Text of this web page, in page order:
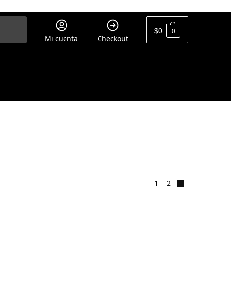
Mi cuenta Checkout
$0 0
1 2